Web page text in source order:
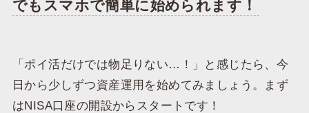
でもスマホで簡単に始められます！
「ポイ活だけでは物足りない…！」と感じたら、今
日から少しずつ資産運用を始めてみましょう。まず
はNISA口座の開設からスタートです！